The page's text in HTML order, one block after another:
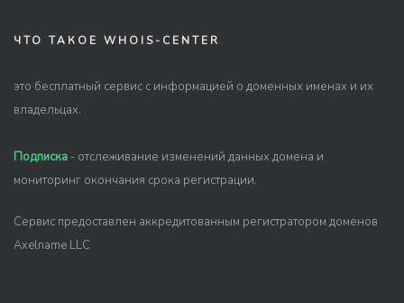
ЧТО ТАКОЕ WHOIS-CENTER
это бесплатный сервис с информацией о доменных именах и их
владельцах.
Подписка - отслеживание изменений данных домена и
мониторинг окончания срока регистрации.
Сервис предоставлен аккредитованным регистратором доменов
Axelname LLC